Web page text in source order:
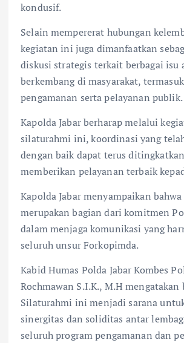
kondusif.
Selain mempererat hubungan
kegiatan ini juga dimanfaatkan
diskusi strategis terkait berbagai isu
berkembang di masyarakat,
pengamanan serta pelayanan publik.
Kapolda Jabar berharap melalui
silaturahmi ini, koordinasi yang
dengan baik dapat terus
memberikan pelayanan terbaik
Kapolda Jabar menyampaikan
merupakan bagian dari komitmen
dalam menjaga komunikasi yang
seluruh unsur Forkopimda.
Kabid Humas Polda Jabar Kombes
Rochmawan S.I.K., M.H mengatakan
Silaturahmi ini menjadi sarana
sinergitas dan soliditas antar
seluruh program pengamanan dan